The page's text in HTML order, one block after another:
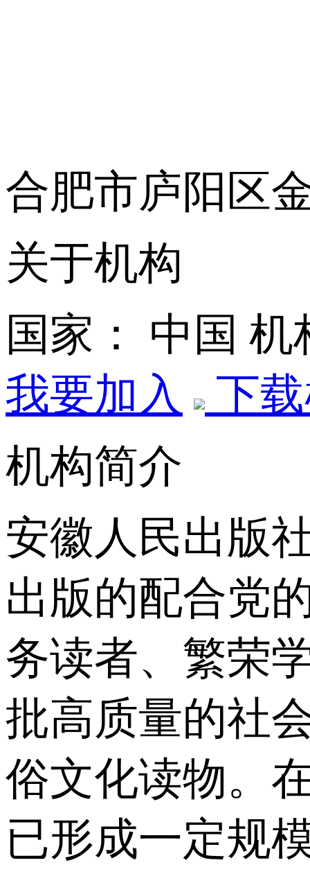
合肥市庐阳区
关于机构
国家： 中国 机
我要加入
下
机构简介
安徽人民出版
出版的配合党
务读者、繁荣
批高质量的社
俗文化读物。
已形成一定规